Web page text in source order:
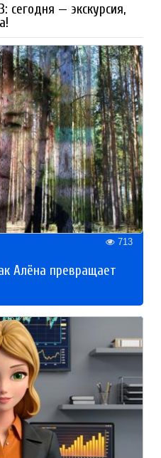
сегодня — экскурсия,
713
Алёна превращает